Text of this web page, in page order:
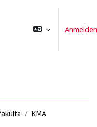
Anmelden
KMA